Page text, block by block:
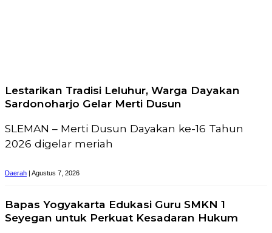
Lestarikan Tradisi Leluhur, Warga Dayakan
Sardonoharjo Gelar Merti Dusun
SLEMAN – Merti Dusun Dayakan ke-16 Tahun
2026 digelar meriah
Daerah | Agustus 7, 2026
Bapas Yogyakarta Edukasi Guru SMKN 1
Seyegan untuk Perkuat Kesadaran Hukum